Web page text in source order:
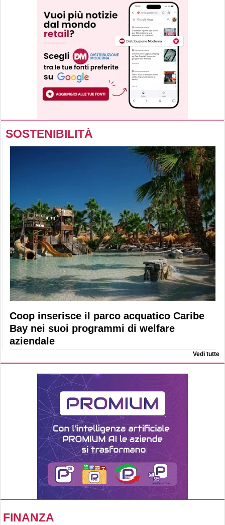
SOSTENIBILITÀ
Coop inserisce il parco acquatico Caribe
Bay nei suoi programmi di welfare
aziendale
Vedi tutte
FINANZA